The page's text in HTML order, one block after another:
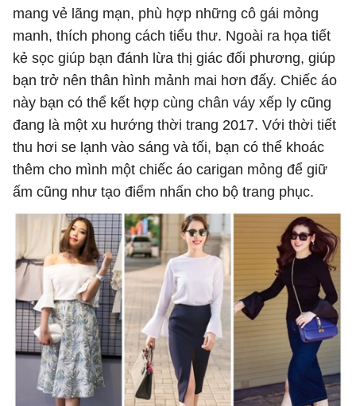
mang vẻ lãng mạn, phù hợp những cô gái mỏng
manh, thích phong cách tiểu thư. Ngoài ra họa tiết
kẻ sọc giúp bạn đánh lừa thị giác đối phương, giúp
bạn trở nên thân hình mảnh mai hơn đấy. Chiếc áo
này bạn có thể kết hợp cùng chân váy xếp ly cũng
đang là một xu hướng thời trang 2017. Với thời tiết
thu hơi se lạnh vào sáng và tối, bạn có thể khoác
thêm cho mình một chiếc áo carigan mỏng để giữ
ấm cũng như tạo điểm nhấn cho bộ trang phục.